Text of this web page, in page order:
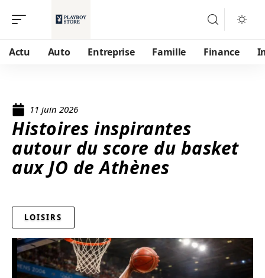
Actu Auto Entreprise Famille Finance
11 juin 2026
Histoires inspirantes
autour du score du basket
aux JO de Athènes
LOISIRS